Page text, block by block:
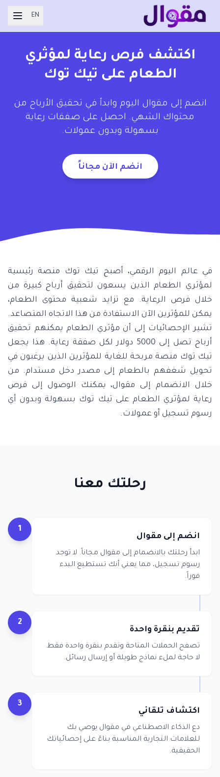
EN
اكتشف فرص رعاية لمؤثري
الطعام على تيك توك
انضم إلى مقوال اليوم وابدأ في تحقيق الأرباح من
محتواك الشهي. احصل على صفقات رعاية
بسهولة وبدون عمولات.
انضم الآن مجاناً
في عالم اليوم الرقمي، أصبح تيك توك منصة رئيسية
لمؤثري الطعام الذين يسعون لتحقيق أرباح كبيرة من
خلال فرص الرعاية. مع تزايد شعبية محتوى الطعام،
يمكن للمؤثرين الآن الاستفادة من هذا الاتجاه المتصاعد.
تشير الإحصائيات إلى أن مؤثري الطعام يمكنهم تحقيق
أرباح تصل إلى 5000 دولار لكل صفقة رعاية. هذا يجعل
تيك توك منصة مربحة للغاية للمؤثرين الذين يرغبون في
تحويل شغفهم بالطعام إلى مصدر دخل مستدام. من
خلال الانضمام إلى مقوال، يمكنك الوصول إلى فرص
رعاية لمؤثري الطعام على تيك توك بسهولة وبدون أي
رسوم تسجيل أو عمولات.
رحلتك معنا
1
انضم إلى مقوال
ابدأ رحلتك بالانضمام إلى مقوال مجاناً. لا توجد
رسوم تسجيل، مما يعني أنك تستطيع البدء
فوراً.
2
تقديم بنقرة واحدة
تصفح الحملات المتاحة وتقدم بنقرة واحدة فقط.
لا حاجة لملء نماذج طويلة أو إرسال رسائل.
3
اكتشاف تلقائي
دع الذكاء الاصطناعي في مقوال يوصي بك
للعلامات التجارية المناسبة بناءً على إحصائياتك
الحقيقية.